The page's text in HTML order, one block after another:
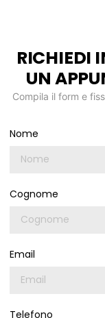
RICHIEDI
UN
Compila il form e
Nome
Cognome
Email
Telefono